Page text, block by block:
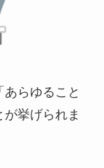
らゆること
挙げられま